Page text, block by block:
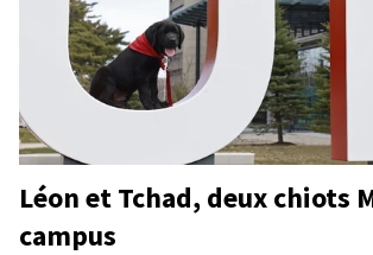
Léon et Tchad, deux chiots
campus